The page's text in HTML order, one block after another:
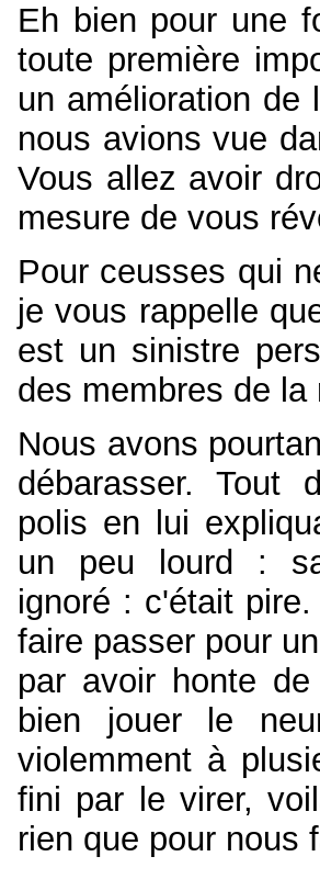
Eh bien pour une
toute première
un amélioration de
nous avions vue
Vous allez avoir
mesure de vous
Pour ceusses qui
je vous rappelle
est un sinistre
des membres de la
Nous avons
débarasser. Tout
polis en lui
un peu lourd :
ignoré : c'était
faire passer pour
par avoir honte
bien jouer le
violemment à
fini par le virer,
rien que pour nous